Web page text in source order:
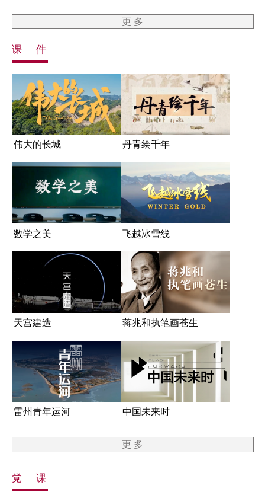
更 多
课 件
伟大的长城 丹青绘千年
数学之美 飞越冰雪线
天宫建造 蒋兆和执笔画苍生
雷州青年运河 中国未来时
更 多
党 课